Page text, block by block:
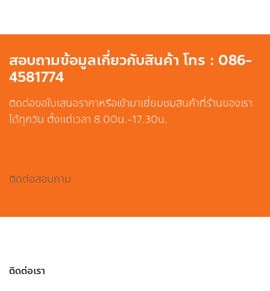
สอบถามข้อมูลเกี่ยวกับสินค้า โทร : 086-
4581774
ติดต่อขอใบเสนอราคาหรือเข้ามาเยี่ยมชมสินค้าที่ร้านของเรา
ได้ทุกวัน ตั้งแต่เวลา 8.00น.-17.30น.
ติดต่อสอบถาม
ติดต่อเรา